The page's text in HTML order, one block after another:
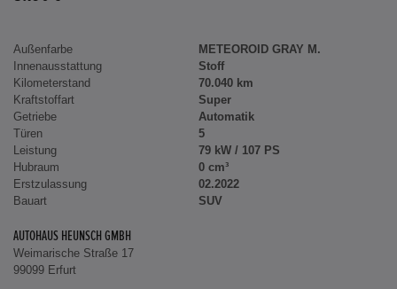
Außenfarbe
METEOROID GRAY M.
Innenausstattung
Stoff
Kilometerstand
70.040 km
Kraftstoffart
Super
Getriebe
Automatik
Türen
5
Leistung
79 kW / 107 PS
Hubraum
0 cm³
Erstzulassung
02.2022
Bauart
SUV
AUTOHAUS HEUNSCH GMBH
Weimarische Straße 17
99099 Erfurt